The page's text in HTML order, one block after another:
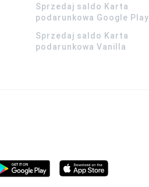
Sprzedaj saldo Karta
podarunkowa Google Play
Sprzedaj saldo Karta
podarunkowa Vanilla